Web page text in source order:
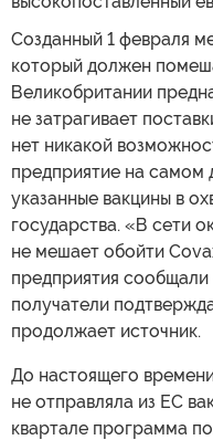
Созданный 1 февраля
который должен
Великобритании
не затрагивает
нет никакой
предприятие на самом
указанные вакцины в
государства. «В сети
не мешает обойти
предприятия сообщали
получатели
продолжает источник.
До настоящего
не отправляла из ЕС
квартале программа